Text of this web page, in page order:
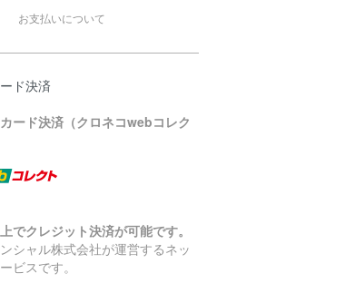
お支払いについて
ド決済
ード決済（クロネコwebコレク
でクレジット決済が可能です。
シャル株式会社が運営するネッ
ビスです。